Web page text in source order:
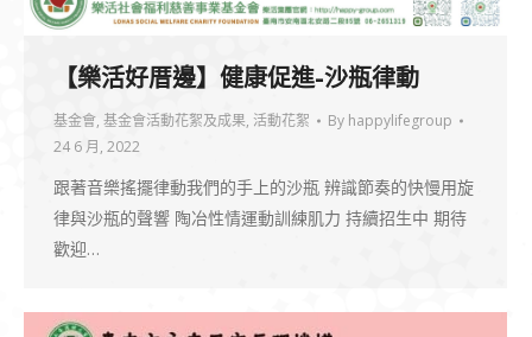
【樂活好厝邊】健康促進-沙瓶律動
基金會, 基金會活動花絮及成果, 活動花絮 By happylifegroup
24 6 月, 2022
跟著音樂搖擺律動我們的手上的沙瓶 辨識節奏的快慢用旋
律與沙瓶的聲響 陶冶性情運動訓練肌力 持續招生中 期待
歡迎…